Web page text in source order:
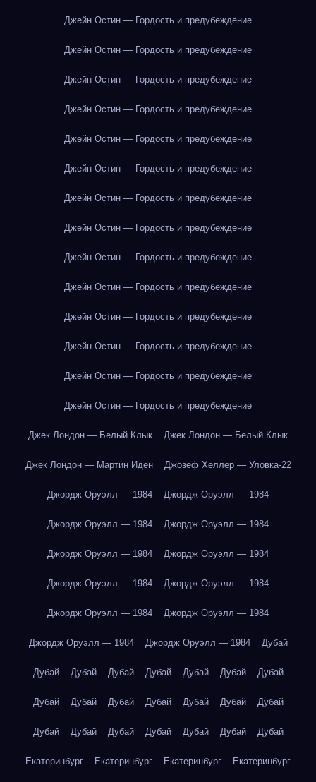
Джейн Остин — Гордость и предубеждение
Джейн Остин — Гордость и предубеждение
Джейн Остин — Гордость и предубеждение
Джейн Остин — Гордость и предубеждение
Джейн Остин — Гордость и предубеждение
Джейн Остин — Гордость и предубеждение
Джейн Остин — Гордость и предубеждение
Джейн Остин — Гордость и предубеждение
Джейн Остин — Гордость и предубеждение
Джейн Остин — Гордость и предубеждение
Джейн Остин — Гордость и предубеждение
Джейн Остин — Гордость и предубеждение
Джейн Остин — Гордость и предубеждение
Джейн Остин — Гордость и предубеждение
Джек Лондон — Белый Клык Джек Лондон — Белый Клык
Джек Лондон — Мартин Иден Джозеф Хеллер — Уловка-22
Джордж Оруэлл — 1984 Джордж Оруэлл — 1984
Джордж Оруэлл — 1984 Джордж Оруэлл — 1984
Джордж Оруэлл — 1984 Джордж Оруэлл — 1984
Джордж Оруэлл — 1984 Джордж Оруэлл — 1984
Джордж Оруэлл — 1984 Джордж Оруэлл — 1984
Джордж Оруэлл — 1984 Джордж Оруэлл — 1984 Дубай
Дубай Дубай Дубай Дубай Дубай Дубай Дубай
Дубай Дубай Дубай Дубай Дубай Дубай Дубай
Дубай Дубай Дубай Дубай Дубай Дубай Дубай
Екатеринбург Екатеринбург Екатеринбург Екатеринбург